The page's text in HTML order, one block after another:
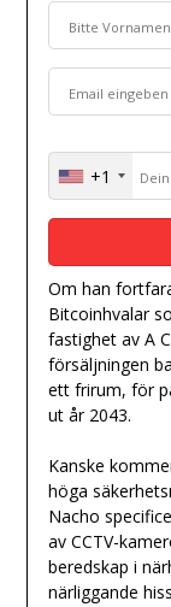
United
States
+1
Om han
Bitcoinhvalar
fastighet av A
försäljningen
ett frirum, för
ut år 2043.
Kanske
höga
Nacho
av CCTV-
beredskap i
närliggande